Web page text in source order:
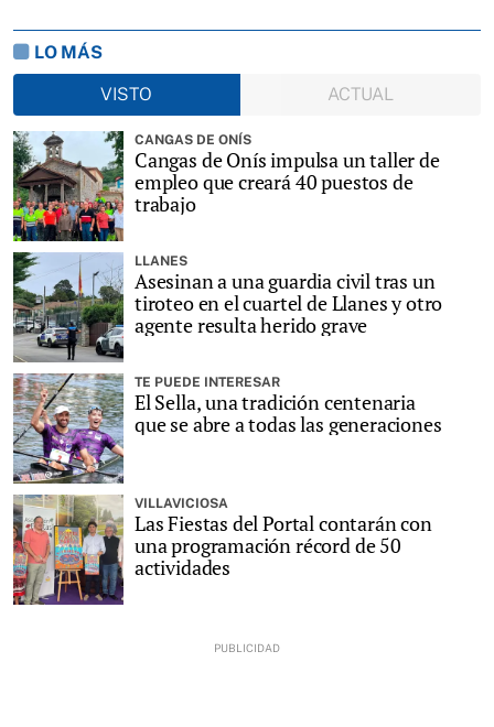
LO MÁS
VISTO
ACTUAL
CANGAS DE ONÍS
Cangas de Onís impulsa un taller de
empleo que creará 40 puestos de
trabajo
LLANES
Asesinan a una guardia civil tras un
tiroteo en el cuartel de Llanes y otro
agente resulta herido grave
TE PUEDE INTERESAR
El Sella, una tradición centenaria
que se abre a todas las generaciones
VILLAVICIOSA
Las Fiestas del Portal contarán con
una programación récord de 50
actividades